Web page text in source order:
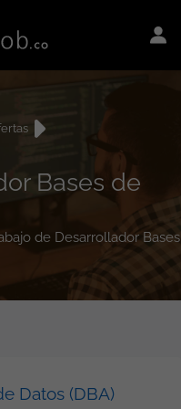
Bases de
de Desarrollador Bases
Datos (DBA)